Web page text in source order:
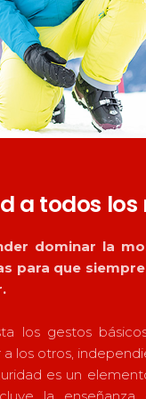
Les
a todos los
dominar la
para que
los gestos
los otros,
es un